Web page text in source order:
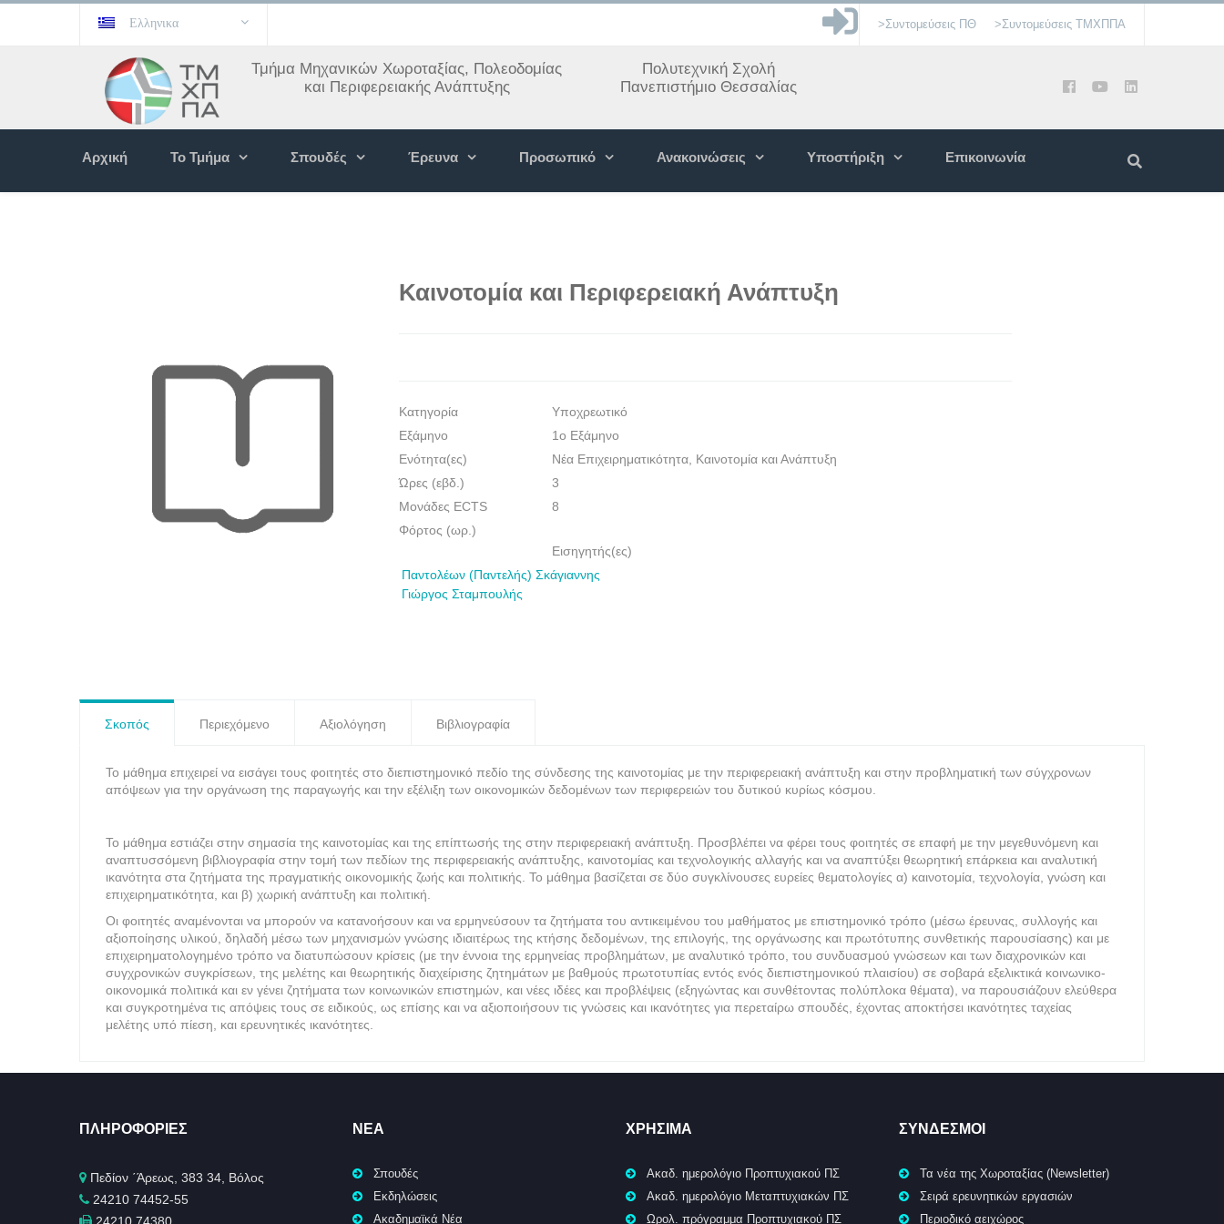
Ελληνικα >Συντομεύσεις ΠΘ >Συντομεύσεις ΤΜΧΠΠΑ
Τμήμα Μηχανικών Χωροταξίας, Πολεοδομίας
και Περιφερειακής Ανάπτυξης
Πολυτεχνική Σχολή
Πανεπιστήμιο Θεσσαλίας
Αρχική Το Τμήμα Σπουδές Έρευνα Προσωπικό Ανακοινώσεις Υποστήριξη Επικοινωνία
Καινοτομία και Περιφερειακή Ανάπτυξη
Κατηγορία
Υποχρεωτικό
Εξάμηνο
1ο Εξάμηνο
Eνότητα(ες)
Νέα Επιχειρηματικότητα, Καινοτομία και Ανάπτυξη
Ώρες (εβδ.)
3
Μονάδες ECTS
8
Φόρτος (ωρ.)
Εισηγητής(ες)
Παντολέων (Παντελής) Σκάγιαννης
Γιώργος Σταμπουλής
Σκοπός Περιεχόμενο Αξιολόγηση Βιβλιογραφία
Το μάθημα επιχειρεί να εισάγει τους φοιτητές στο διεπιστημονικό πεδίο της σύνδεσης της καινοτομίας με την περιφερειακή ανάπτυξη και στην προβληματική των σύγχρονων
απόψεων για την οργάνωση της παραγωγής και την εξέλιξη των οικονομικών δεδομένων των περιφερειών του δυτικού κυρίως κόσμου.
Το μάθημα εστιάζει στην σημασία της καινοτομίας και της επίπτωσής της στην περιφερειακή ανάπτυξη. Προσβλέπει να φέρει τους φοιτητές σε επαφή με την μεγεθυνόμενη και
αναπτυσσόμενη βιβλιογραφία στην τομή των πεδίων της περιφερειακής ανάπτυξης, καινοτομίας και τεχνολογικής αλλαγής και να αναπτύξει θεωρητική επάρκεια και αναλυτική
ικανότητα στα ζητήματα της πραγματικής οικονομικής ζωής και πολιτικής. Το μάθημα βασίζεται σε δύο συγκλίνουσες ευρείες θεματολογίες α) καινοτομία, τεχνολογία, γνώση και
επιχειρηματικότητα, και β) χωρική ανάπτυξη και πολιτική.
Οι φοιτητές αναμένονται να μπορούν να κατανοήσουν και να ερμηνεύσουν τα ζητήματα του αντικειμένου του μαθήματος με επιστημονικό τρόπο (μέσω έρευνας, συλλογής και
αξιοποίησης υλικού, δηλαδή μέσω των μηχανισμών γνώσης ιδιαιτέρως της κτήσης δεδομένων, της επιλογής, της οργάνωσης και πρωτότυπης συνθετικής παρουσίασης) και με
επιχειρηματολογημένο τρόπο να διατυπώσουν κρίσεις (με την έννοια της ερμηνείας προβλημάτων, με αναλυτικό τρόπο, του συνδυασμού γνώσεων και των διαχρονικών και
συγχρονικών συγκρίσεων, της μελέτης και θεωρητικής διαχείρισης ζητημάτων με βαθμούς πρωτοτυπίας εντός ενός διεπιστημονικού πλαισίου) σε σοβαρά εξελικτικά κοινωνικο-
οικονομικά πολιτικά και εν γένει ζητήματα των κοινωνικών επιστημών, και νέες ιδέες και προβλέψεις (εξηγώντας και συνθέτοντας πολύπλοκα θέματα), να παρουσιάζουν ελεύθερα
και συγκροτημένα τις απόψεις τους σε ειδικούς, ως επίσης και να αξιοποιήσουν τις γνώσεις και ικανότητες για περεταίρω σπουδές, έχοντας αποκτήσει ικανότητες ταχείας
μελέτης υπό πίεση, και ερευνητικές ικανότητες.
ΠΛΗΡΟΦΟΡΊΕΣ
Πεδίον ΄Άρεως, 383 34, Βόλος
24210 74452-55
ΝΈΑ
Σπουδές
Εκδηλώσεις
Ακαδημαϊκά Νέα
ΧΡΉΣΙΜΑ
Ακαδ. ημερολόγιο Προπτυχιακού ΠΣ
Ακαδ. ημερολόγιο Μεταπτυχιακών ΠΣ
Ωρολ. πρόγραμμα Προπτυχιακού ΠΣ
ΣΥΝΔΕΣΜΟΙ
Τα νέα της Χωροταξίας (Newsletter)
Σειρά ερευνητικών εργασιών
Περιοδικό αειχώρος